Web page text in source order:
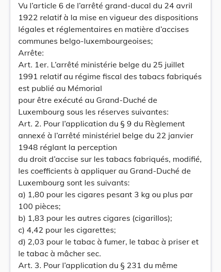
Vu l’article 6 de l’arrêté grand-ducal du 24 avril
1922 relatif à la mise en vigueur des dispositions
légales et réglementaires en matière d’accises
communes belgo-luxembourgeoises;
Arrête:
Art. 1er. L’arrêté ministérie belge du 25 juillet
1991 relatif au régime fiscal des tabacs fabriqués
est publié au Mémorial
pour être exécuté au Grand-Duché de
Luxembourg sous les réserves suivantes:
Art. 2. Pour l’application du § 9 du Règlement
annexé à l’arrêté ministériel belge du 22 janvier
1948 réglant la perception
du droit d’accise sur les tabacs fabriqués, modifié,
les coefficients à appliquer au Grand-Duché de
Luxembourg sont les suivants:
a) 1,80 pour les cigares pesant 3 kg ou plus par
100 pièces;
b) 1,83 pour les autres cigares (cigarillos);
c) 4,42 pour les cigarettes;
d) 2,03 pour le tabac à fumer, le tabac à priser et
le tabac à mâcher sec.
Art. 3. Pour l’application du § 231 du même